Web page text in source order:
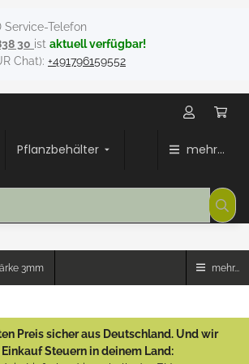
Service-Telefon
30 ist aktuell verfügbar!
Chat): +491796159552
Pflanzbehälter mehr...
3mm mehr...
Preis sicher aus Deutschland. Und wir
Steuern in deinem Land: